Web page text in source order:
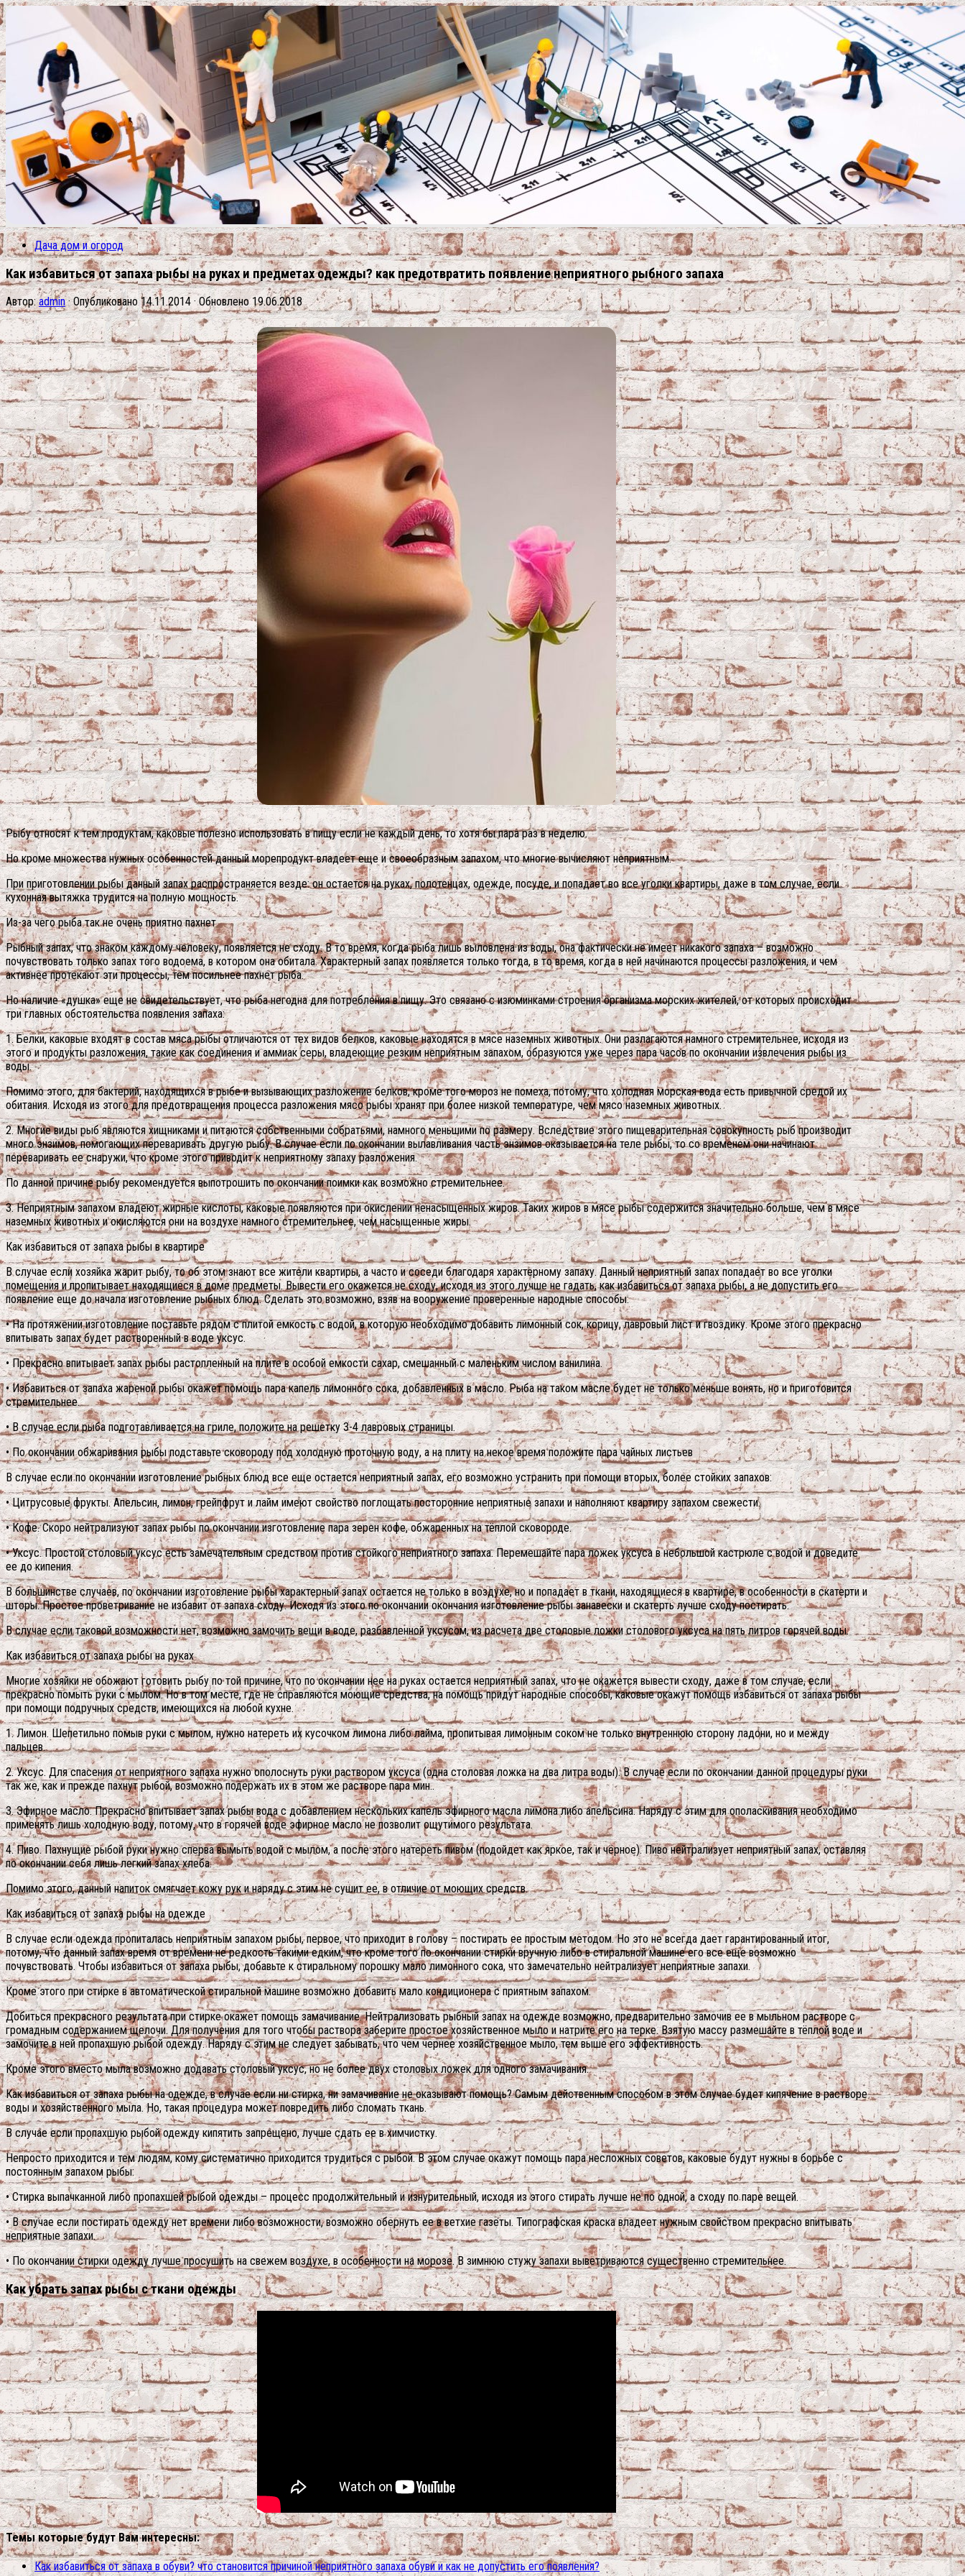
Дача дом и огород
Как избавиться от запаха рыбы на руках и предметах одежды? как предотвратить появление неприятного рыбного запаха
Автор:admin · Опубликовано14.11.2014· Обновлено19.06.2018
Рыбу относят к тем продуктам, каковые полезно использовать в пищу если не каждый день, то хотя бы пара раз в неделю.
Но кроме множества нужных особенностей данный морепродукт владеет еще и своеобразным запахом, что многие вычисляют неприятным.
При приготовлении рыбы данный запах распространяется везде: он остается на руках, полотенцах, одежде, посуде, и попадает во все уголки квартиры, даже в том случае, если
кухонная вытяжка трудится на полную мощность.
Из-за чего рыба так не очень приятно пахнет
Рыбный запах, что знаком каждому человеку, появляется не сходу. В то время, когда рыба лишь выловлена из воды, она фактически не имеет никакого запаха – возможно
почувствовать только запах того водоема, в котором она обитала. Характерный запах появляется только тогда, в то время, когда в ней начинаются процессы разложения, и чем
активнее протекают эти процессы, тем посильнее пахнет рыба.
Но наличие «душка» еще не свидетельствует, что рыба негодна для потребления в пищу.Это связано с изюминками строения организма морских жителей, от которых происходит
три главных обстоятельства появления запаха:
1. Белки, каковые входят в состав мяса рыбы отличаются от тех видов белков, каковые находятся в мясе наземных животных. Они разлагаются намного стремительнее, исходя из
этого и продукты разложения, такие как соединения и аммиак серы, владеющие резким неприятным запахом, образуются уже через пара часов по окончании извлечения рыбы из
воды.
Помимо этого, для бактерий, находящихся в рыбе и вызывающих разложение белков, кроме того мороз не помеха, потому, что холодная морская вода есть привычной средой их
обитания. Исходя из этого для предотвращения процесса разложения мясо рыбы хранят при более низкой температуре, чем мясо наземных животных.
2. Многие виды рыб являются хищниками и питаются собственными собратьями, намного меньшими по размеру. Вследствие этого пищеварительная совокупность рыб производит
много энзимов, помогающих переваривать другую рыбу. В случае если по окончании вылавливания часть энзимов оказывается на теле рыбы, то со временем они начинают
переваривать ее снаружи, что кроме этого приводит к неприятному запаху разложения.
По данной причине рыбу рекомендуется выпотрошить по окончании поимки как возможно стремительнее.
3. Неприятным запахом владеют жирные кислоты, каковые появляются при окислении ненасыщенных жиров. Таких жиров в мясе рыбы содержится значительно больше, чем в мясе
наземных животных и окисляются они на воздухе намного стремительнее, чем насыщенные жиры.
Как избавиться от запаха рыбы в квартире
В случае если хозяйка жарит рыбу, то об этом знают все жители квартиры, а часто и соседи благодаря характерному запаху. Данный неприятный запах попадает во все уголки
помещения и пропитывает находящиеся в доме предметы. Вывести его окажется не сходу, исходя из этого лучше не гадать, как избавиться от запаха рыбы, а не допустить его
появление еще до начала изготовление рыбных блюд. Сделать это возможно, взяв на вооружение проверенные народные способы:
• На протяжении изготовление поставьте рядом с плитой емкость с водой, в которую необходимо добавить лимонный сок, корицу, лавровый лист и гвоздику. Кроме этого прекрасно
впитывать запах будет растворенный в воде уксус.
• Прекрасно впитывает запах рыбы растопленный на плите в особой емкости сахар, смешанный с маленьким числом ванилина.
• Избавиться от запаха жареной рыбы окажет помощь пара капель лимонного сока, добавленных в масло. Рыба на таком масле будет не только меньше вонять, но и приготовится
стремительнее.
• В случае если рыба подготавливается на гриле, положите на решетку 3-4 лавровых страницы.
• По окончании обжаривания рыбы подставьте сковороду под холодную проточную воду, а на плиту на некое время положите пара чайных листьев
В случае если по окончании изготовление рыбных блюд все еще остается неприятный запах, его возможно устранить при помощи вторых, более стойких запахов:
• Цитрусовые фрукты. Апельсин, лимон, грейпфрут и лайм имеют свойство поглощать посторонние неприятные запахи и наполняют квартиру запахом свежести.
• Кофе. Скоро нейтрализуют запах рыбы по окончании изготовление пара зерен кофе, обжаренных на тёплой сковороде.
• Уксус. Простой столовый уксус есть замечательным средством против стойкого неприятного запаха. Перемешайте пара ложек уксуса в небольшой кастрюле с водой и доведите
ее до кипения.
В большинстве случаев, по окончании изготовление рыбы характерный запах остается не только в воздухе, но и попадает в ткани, находящиеся в квартире, в особенности в скатерти и
шторы. Простое проветривание не избавит от запаха сходу. Исходя из этого по окончании окончания изготовление рыбы занавески и скатерть лучше сходу постирать.
В случае если таковой возможности нет, возможно замочить вещи в воде, разбавленной уксусом, из расчета две столовые ложки столового уксуса на пять литров горячей воды.
Как избавиться от запаха рыбы на руках
Многие хозяйки не обожают готовить рыбу по той причине, что по окончании нее на руках остается неприятный запах, что не окажется вывести сходу, даже в том случае, если
прекрасно помыть руки с мылом. Но в том месте, где не справляются моющие средства, на помощь придут народные способы, каковые окажут помощь избавиться от запаха рыбы
при помощи подручных средств, имеющихся на любой кухне.
1. Лимон. Шепетильно помыв руки с мылом, нужно натереть их кусочком лимона либо лайма, пропитывая лимонным соком не только внутреннюю сторону ладони, но и между
пальцев.
2. Уксус. Для спасения от неприятного запаха нужно ополоснуть руки раствором уксуса (одна столовая ложка на два литра воды). В случае если по окончании данной процедуры руки
так же, как и прежде пахнут рыбой, возможно подержать их в этом же растворе пара мин..
3. Эфирное масло. Прекрасно впитывает запах рыбы вода с добавлением нескольких капель эфирного масла лимона либо апельсина. Наряду с этим для ополаскивания необходимо
применять лишь холодную воду, потому, что в горячей воде эфирное масло не позволит ощутимого результата.
4. Пиво. Пахнущие рыбой руки нужно сперва вымыть водой с мылом, а после этого натереть пивом (подойдет как яркое, так и чёрное). Пиво нейтрализует неприятный запах, оставляя
по окончании себя лишь легкий запах хлеба.
Помимо этого, данный напиток смягчает кожу рук и наряду с этим не сушит ее, в отличие от моющих средств.
Как избавиться от запаха рыбы на одежде
В случае если одежда пропиталась неприятным запахом рыбы, первое, что приходит в голову – постирать ее простым методом. Но это не всегда дает гарантированный итог,
потому, что данный запах время от времени не редкость такими едким, что кроме того по окончании стирки вручную либо в стиральной машине его все еще возможно
почувствовать. Чтобы избавиться от запаха рыбы, добавьте к стиральному порошку мало лимонного сока, что замечательно нейтрализует неприятные запахи.
Кроме этого при стирке в автоматической стиральной машине возможно добавить мало кондиционера с приятным запахом.
Добиться прекрасного результата при стирке окажет помощь замачивание. Нейтрализовать рыбный запах на одежде возможно, предварительно замочив ее в мыльном растворе с
громадным содержанием щелочи. Для получения для того чтобы раствора заберите простое хозяйственное мыло и натрите его на терке. Взятую массу размешайте в тёплой воде и
замочите в ней пропахшую рыбой одежду. Наряду с этим не следует забывать, что чем чернее хозяйственное мыло, тем выше его эффективность.
Кроме этого вместо мыла возможно додавать столовый уксус, но не более двух столовых ложек для одного замачивания.
Как избавиться от запаха рыбы на одежде, в случае если ни стирка, ни замачивание не оказывают помощь? Самым действенным способом в этом случае будет кипячение в растворе
воды и хозяйственного мыла. Но, такая процедура может повредить либо сломать ткань.
В случае если пропахшую рыбой одежду кипятить запрещено, лучше сдать ее в химчистку.
Непросто приходится и тем людям, кому систематично приходится трудиться с рыбой. В этом случае окажут помощь пара несложных советов, каковые будут нужны в борьбе с
постоянным запахом рыбы:
• Стирка выпачканной либо пропахшей рыбой одежды – процесс продолжительный и изнурительный, исходя из этого стирать лучше не по одной, а сходу по паре вещей.
• В случае если постирать одежду нет времени либо возможности, возможно обернуть ее в ветхие газеты. Типографская краска владеет нужным свойством прекрасно впитывать
неприятные запахи.
• По окончании стирки одежду лучше просушить на свежем воздухе, в особенности на морозе. В зимнюю стужу запахи выветриваются существенно стремительнее.
Как убрать запах рыбы с ткани одежды
Темы которые будут Вам интересны:
Как избавиться от запаха в обуви? что становится причиной неприятного запаха обуви и как не допустить его появления?